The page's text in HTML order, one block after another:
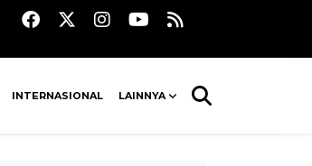
INTERNASIONAL LAINNYA